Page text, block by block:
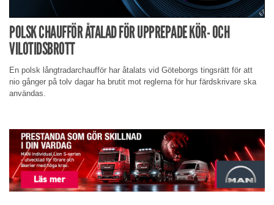
POLSK CHAUFFÖR ÅTALAD FÖR UPPREPADE KÖR- OCH
VILOTIDSBROTT
En polsk långtradarchaufför har åtalats vid Göteborgs tingsrätt för att
nio gånger på tolv dagar ha brutit mot reglerna för hur färdskrivare ska
användas.